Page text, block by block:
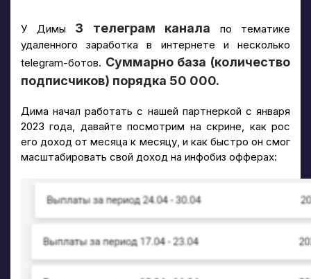
У Димы 3 телеграм канала по тематике
удаленного заработка в интернете и несколько
telegram-ботов. Суммарно база (количество
подписчиков) порядка 50 000.
Дима начал работать с нашей партнеркой с января
2023 года, давайте посмотрим на скрине, как рос
его доход от месяца к месяцу, и как быстро он смог
масштабировать свой доход на инфобиз офферах: